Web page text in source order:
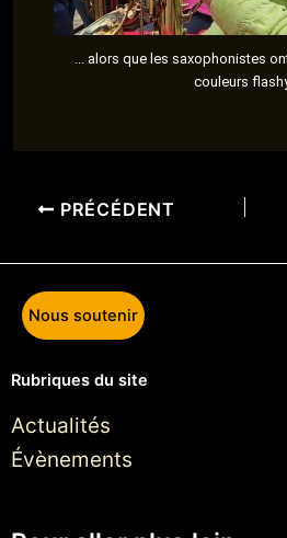
... alors que les saxophonistes
couleurs
PRÉCÉDENT
Nous soutenir
Rubriques du site
Actualités
Évènements